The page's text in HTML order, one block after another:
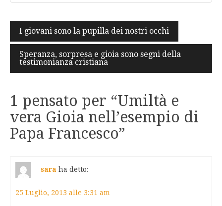
Navigazione
articoli
I giovani sono la pupilla dei nostri occhi
Speranza, sorpresa e gioia sono segni della
testimonianza cristiana
1 pensato per “Umiltà e
vera Gioia nell’esempio di
Papa Francesco”
sara ha detto:
25 Luglio, 2013 alle 3:31 am